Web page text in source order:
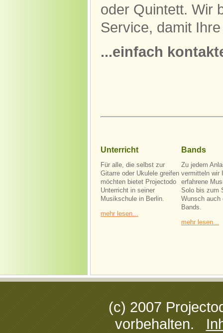
oder Quintett. Wir
Service, damit
...einfach
Unterricht
Für alle, die selbst zur
Gitarre oder Ukulele greifen
möchten bietet Projectodo
Unterricht in seiner
Musikschule in Berlin.
mehr lesen...
Bands
Zu jedem
vermitteln wir
erfahrene
Solo bis zum
Wunsch auch
Bands.
mehr lesen...
(c) 2007
vorbehalten.